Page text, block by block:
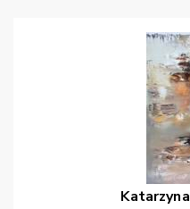
Katarzyna